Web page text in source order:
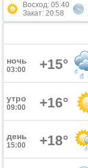
Восход: 05:40
Закат: 20:58
ночь
03:00 +15°
утро
09:00 +16°
день
15:00 +18°